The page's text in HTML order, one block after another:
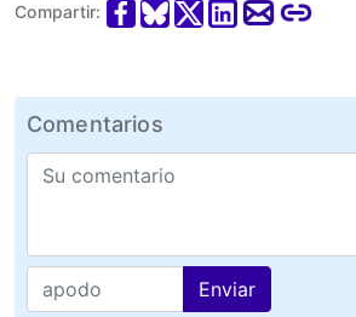
Compartir:
Comentarios
Enviar